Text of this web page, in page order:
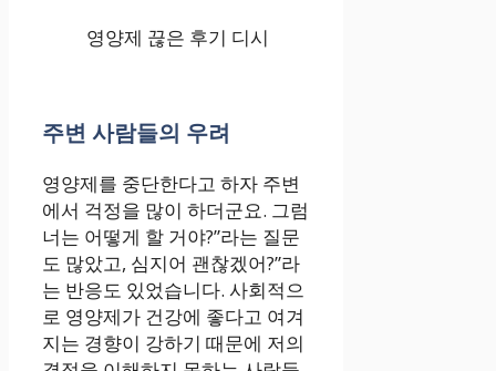
영양제 끊은 후기 디시
주변 사람들의 우려
영양제를 중단한다고 하자 주변
에서 걱정을 많이 하더군요. 그럼
너는 어떻게 할 거야?”라는 질문
도 많았고, 심지어 괜찮겠어?”라
는 반응도 있었습니다. 사회적으
로 영양제가 건강에 좋다고 여겨
지는 경향이 강하기 때문에 저의